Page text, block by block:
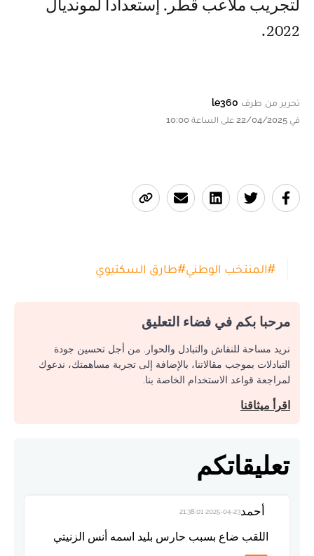
2022.
في 22/04/2025 على الساعة 10:00
نريد مساحة للنقاش والتبادل والحوار. من أجل تحسين جودة
التبادلات بموجب مقالاتنا، بالإضافة إلى تجربة مساهمتك، ندعوك
لمراجعة قواعد الاستخدام الخاصة بنا.
اقرأ ميثاقنا
اللقب ضاع بسبب حارس بليد اسمه أنس الزنيتي
رد